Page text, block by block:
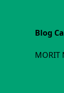
Blog
MORIT